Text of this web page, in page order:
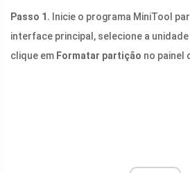
Passo 1. Inicie o programa MiniTool
interface principal, selecione a unidade
clique em Formatar partição no painel